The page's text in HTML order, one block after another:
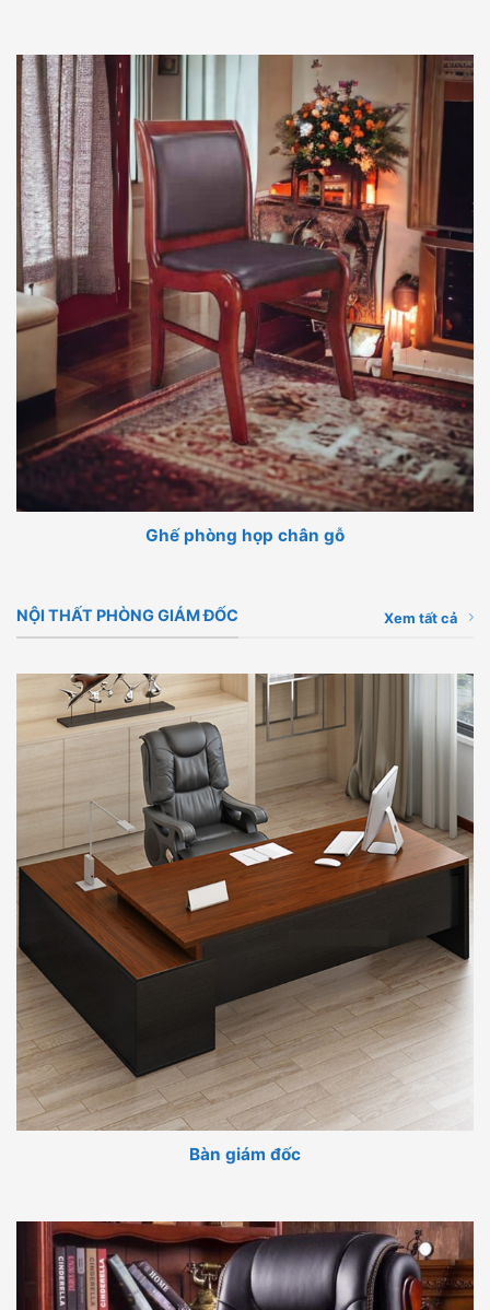
Ghế phòng họp chân gỗ
NỘI THẤT PHÒNG GIÁM ĐỐC Xem tất cả
Bàn giám đốc